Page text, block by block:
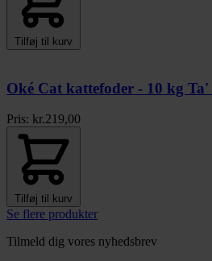
Tilføj til kurv
Oké Cat kattefoder - 10 kg
Pris: kr.219,00
Tilføj til kurv
Se flere produkter
Tilmeld dig vores nyhedsbrev